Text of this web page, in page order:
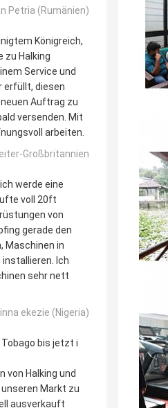
Petria (Rumänien)
Königreich,
zu Halking
Service und
erfüllt, diesen
Auftrag zu
versenden. Mit
arbeiten.
Großbritannien
werde eine
voll 20ft
von
gerade den
Maschinen in
Ich
sehr nett
ekezie (Nigeria)
Tobago bis jetzt i
von Halking und
Markt zu
ausverkauft